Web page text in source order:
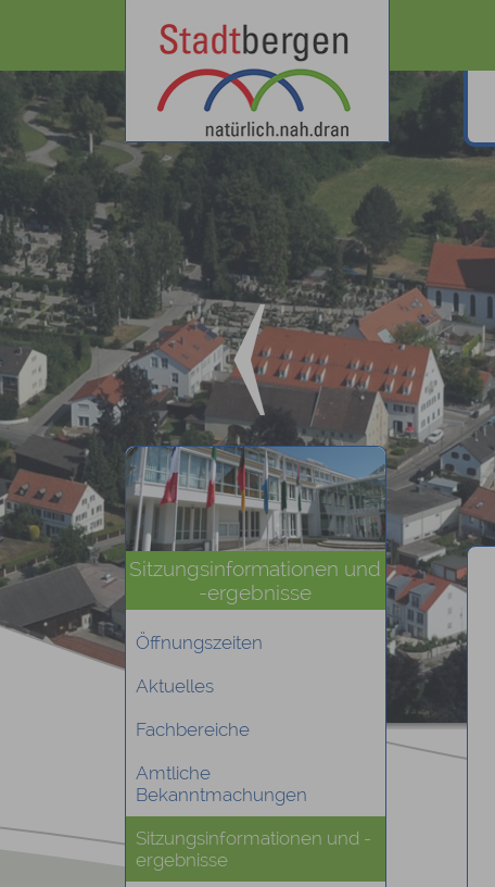
Sitzungsinformationen und
-ergebnisse
Öffnungszeiten
Aktuelles
Fachbereiche
Amtliche
Bekanntmachungen
Sitzungsinformationen und -
ergebnisse